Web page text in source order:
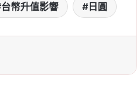
台幣升值影響 日圓